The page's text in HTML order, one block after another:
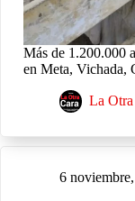
Más de 1.200.000
en Meta, Vichada,
La Otra
6